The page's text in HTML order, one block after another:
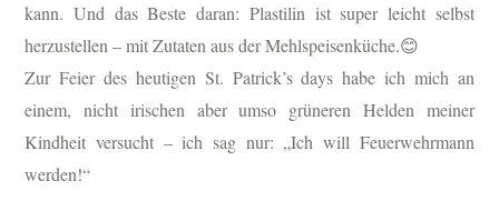
kann. Und das Beste daran: Plastilin ist super leicht selbst
herzustellen – mit Zutaten aus der Mehlspeisenküche.😊
Zur Feier des heutigen St. Patrick’s days habe ich mich an
einem, nicht irischen aber umso grüneren Helden meiner
Kindheit versucht – ich sag nur: „Ich will Feuerwehrmann
werden!“